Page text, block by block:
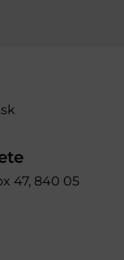
47, 840 05